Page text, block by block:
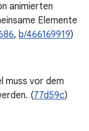
animierten
Elemente
, b/466169919)
muss vor dem
(77d59c)